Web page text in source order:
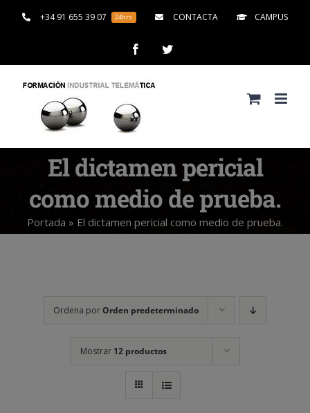
+34 91 655 39 07 24hrs CONTACTA CAMPUS
FacebookTwitter
El dictamen pericial
como medio de prueba.
Portada » El dictamen pericial como medio de prueba.
Ordena porOrden predeterminado
Mostrar 12 productos